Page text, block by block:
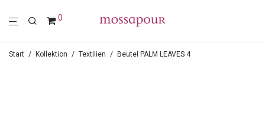
0
Start / Kollektion / Textilien / Beutel PALM LEAVES 4